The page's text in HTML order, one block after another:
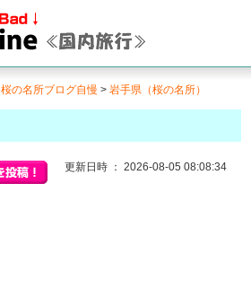
桜の名所ブログ自慢 > 岩手県（桜の名所）
更新日時 ： 2026-08-05 08:08:34